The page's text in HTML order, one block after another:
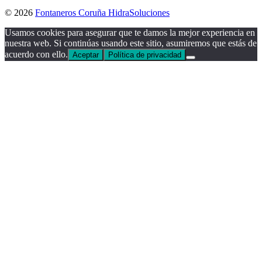
© 2026 Fontaneros Coruña HidraSoluciones
Usamos cookies para asegurar que te damos la mejor experiencia en
nuestra web. Si continúas usando este sitio, asumiremos que estás de
acuerdo con ello. Aceptar Política de privacidad